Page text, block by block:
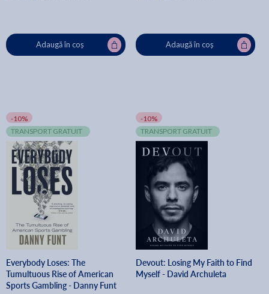
Adaugă în coș Adaugă în coș
-10%
TRANSPORT GRATUIT
Everybody Loses: The
Tumultuous Rise of American
Sports Gambling - Danny Funt
-10%
TRANSPORT GRATUIT
Devout: Losing My Faith to Find
Myself - David Archuleta